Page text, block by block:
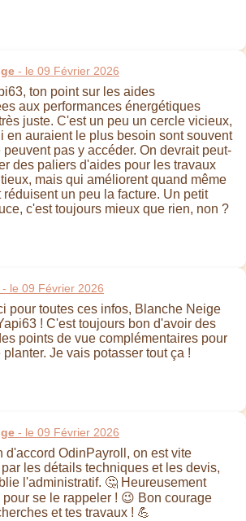
- le 09 Février 2026
ton point sur les aides
aux performances énergétiques
juste. C'est un peu un cercle vicieux,
en auraient le plus besoin sont souvent
pas y accéder. On devrait peut-
des paliers d'aides pour les travaux
mais qui améliorent quand même
réduisent un peu la facture. Un petit
c'est toujours mieux que rien, non ?
- le 09 Février 2026
pour toutes ces infos, Blanche Neige
! C'est toujours bon d'avoir des
points de vue complémentaires pour
Je vais potasser tout ça !
- le 09 Février 2026
d'accord OdinPayroll, on est vite
les détails techniques et les devis,
l'administratif. 🤔 Heureusement
se le rappeler ! 😉 Bon courage
et tes travaux ! 💪